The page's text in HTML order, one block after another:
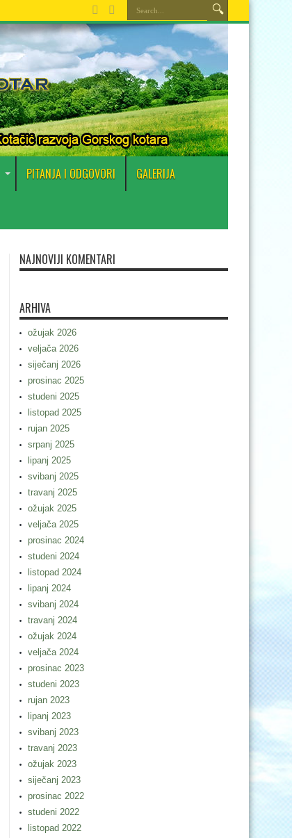
PITANJA I ODGOVORI GALERIJA
NAJNOVIJI KOMENTARI
ARHIVA
ožujak 2026
veljača 2026
siječanj 2026
prosinac 2025
studeni 2025
listopad 2025
rujan 2025
srpanj 2025
lipanj 2025
svibanj 2025
travanj 2025
ožujak 2025
veljača 2025
prosinac 2024
studeni 2024
listopad 2024
lipanj 2024
svibanj 2024
travanj 2024
ožujak 2024
veljača 2024
prosinac 2023
studeni 2023
rujan 2023
lipanj 2023
svibanj 2023
travanj 2023
ožujak 2023
siječanj 2023
prosinac 2022
studeni 2022
listopad 2022